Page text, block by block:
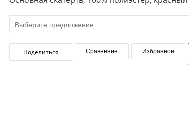
Поделиться Сравнение Избранное